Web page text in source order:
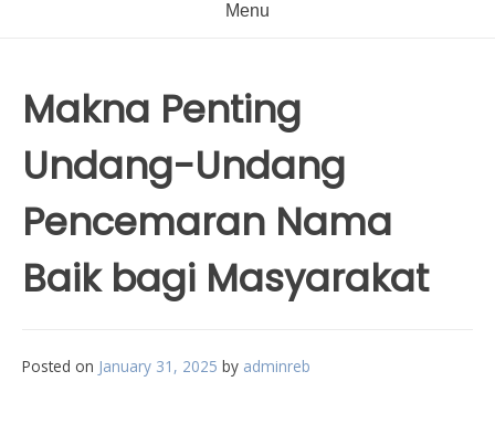
Menu
Makna Penting
Undang-Undang
Pencemaran Nama
Baik bagi Masyarakat
Posted on January 31, 2025 by adminreb